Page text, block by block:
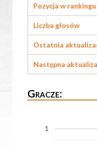
Pozycja w
Liczba głosów
Ostatnia
Następna
Gracze:
1